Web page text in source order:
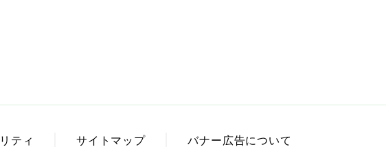
ティ サイトマップ バナー広告について